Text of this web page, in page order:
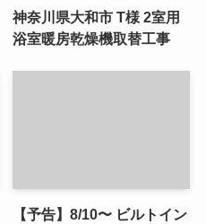
神奈川県大和市 T様 2室用
浴室暖房乾燥機取替工事
【予告】8/10〜 ビルトイン